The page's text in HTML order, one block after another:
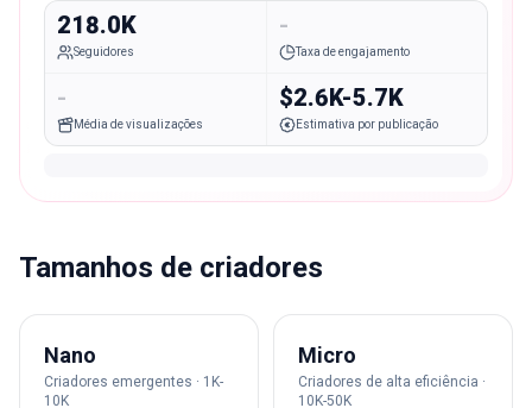
218.0K
Seguidores
-
Taxa de engajamento
-
Média de visualizações
$2.6K-5.7K
Estimativa por publicação
Tamanhos de criadores
Nano
Criadores emergentes · 1K-
10K
Micro
Criadores de alta eficiência ·
10K-50K